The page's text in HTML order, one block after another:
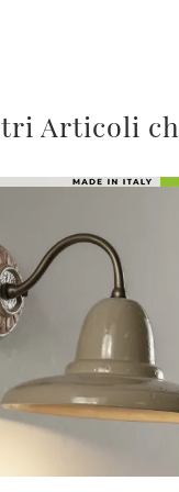
Articoli